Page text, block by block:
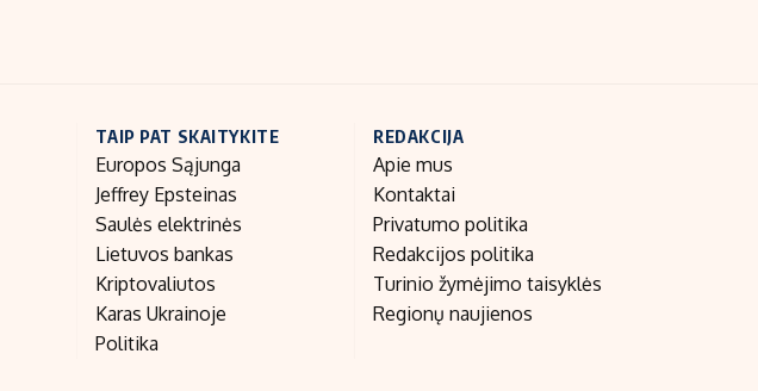
TAIP PAT SKAITYKITE
Europos Sąjunga
Jeffrey Epsteinas
Saulės elektrinės
Lietuvos bankas
Kriptovaliutos
Karas Ukrainoje
Politika
REDAKCIJA
Apie mus
Kontaktai
Privatumo politika
Redakcijos politika
Turinio žymėjimo taisyklės
Regionų naujienos